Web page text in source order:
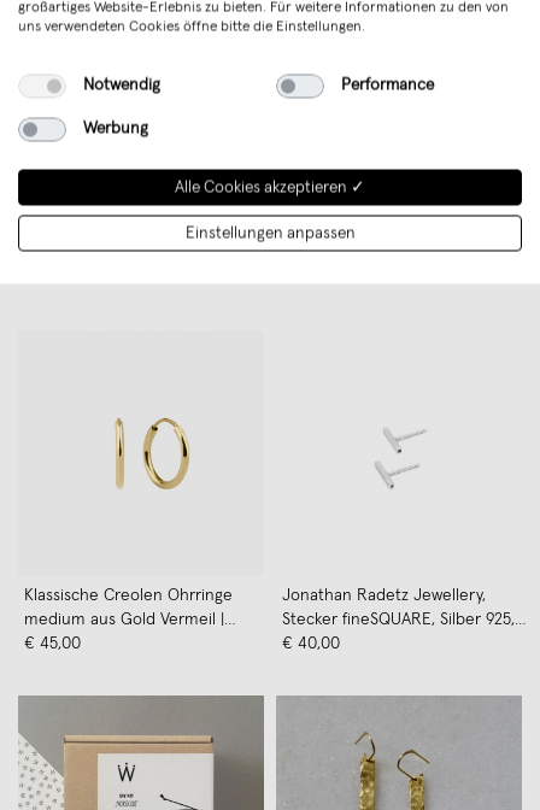
‘Marbleous Yoga’ clean Armband
von Weiskönig Jewelry
EINFACHDESIGN, magnetische
Kette für verschiedene
Holz mit Lederband, grün
Klassische Creolen Ohrringe
medium aus Gold Vermeil |
Paeoni Colors
€ 45,00
Jonathan Radetz Jewellery,
Stecker fineSQUARE, Silber 925,
Handmade in Germany
€ 40,00
großartiges Website-Erlebnis zu bieten. Für weitere Informationen zu den von
uns verwendeten Cookies öffne bitte die Einstellungen.
Notwendig Performance
Werbung
Alle Cookies akzeptieren ✓
Einstellungen anpassen